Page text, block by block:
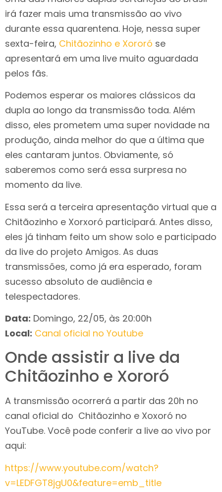
irá fazer mais uma transmissão ao vivo
durante essa quarentena. Hoje, nessa super
sexta-feira, Chitãozinho e Xororó se
apresentará em uma live muito aguardada
pelos fãs.
Podemos esperar os maiores clássicos da
dupla ao longo da transmissão toda. Além
disso, eles prometem uma super novidade na
produção, ainda melhor do que a última que
eles cantaram juntos. Obviamente, só
saberemos como será essa surpresa no
momento da live.
Essa será a terceira apresentação virtual que a
Chitãozinho e Xorxoró participará. Antes disso,
eles já tinham feito um show solo e participado
da live do projeto Amigos. As duas
transmissões, como já era esperado, foram
sucesso absoluto de audiência e
telespectadores.
Data: Domingo, 22/05, às 20:00h
Local: Canal oficial no Youtube
Onde assistir a live da
Chitãozinho e Xororó
A transmissão ocorrerá a partir das 20h no
canal oficial do Chitãozinho e Xoxoró no
YouTube. Você pode conferir a live ao vivo por
aqui:
https://www.youtube.com/watch?
v=LEDFGT8jgU0&feature=emb_title